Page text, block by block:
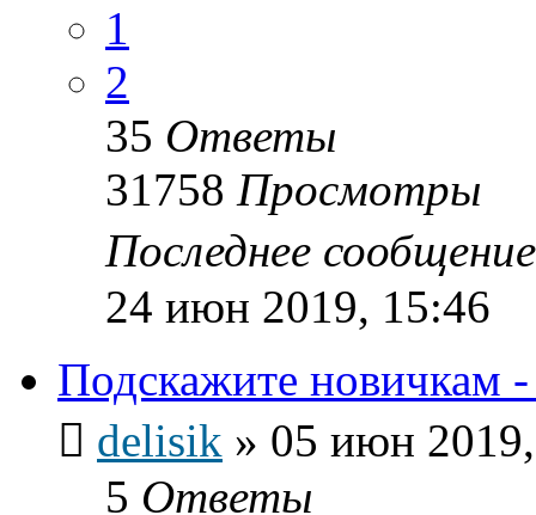
1
2
35 Ответы
31758 Просмотры
Последнее
24 июн 2019, 15:46
Подскажите новичкам
delisik » 05 июн
5 Ответы